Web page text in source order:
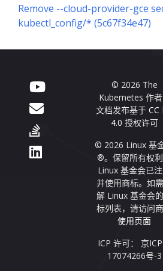
Remove --cloud-provider-gce
kubectl_config/* (5c67f34e47)
© 2026 The
Kubernetes 作
文档发布基于 CC
4.0 授权许可
© 2026 Linux 基
®。保留所有权利
Linux 基金会已
并使用商标。如
解 Linux 基金会
标列表，请访问
使用页面
ICP 许可： 京
17074266号-3